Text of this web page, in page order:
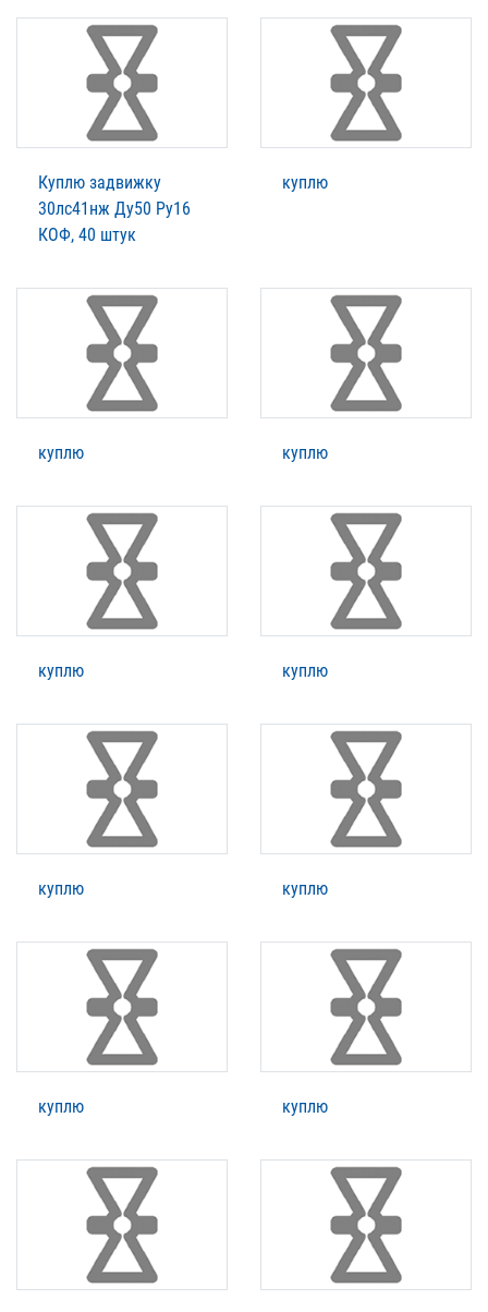
Куплю задвижку
30лс41нж Ду50 Ру16
КОФ, 40 штук
куплю
куплю куплю
куплю куплю
куплю куплю
куплю куплю